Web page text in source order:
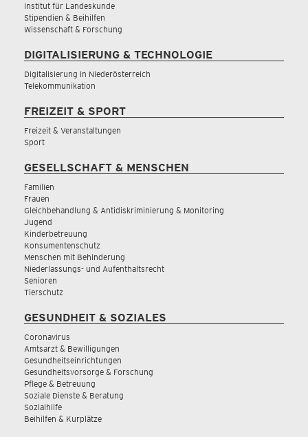
Institut für Landeskunde
Stipendien & Beihilfen
Wissenschaft & Forschung
DIGITALISIERUNG & TECHNOLOGIE
Digitalisierung in Niederösterreich
Telekommunikation
FREIZEIT & SPORT
Freizeit & Veranstaltungen
Sport
GESELLSCHAFT & MENSCHEN
Familien
Frauen
Gleichbehandlung & Antidiskriminierung & Monitoring
Jugend
Kinderbetreuung
Konsumentenschutz
Menschen mit Behinderung
Niederlassungs- und Aufenthaltsrecht
Senioren
Tierschutz
GESUNDHEIT & SOZIALES
Coronavirus
Amtsarzt & Bewilligungen
Gesundheitseinrichtungen
Gesundheitsvorsorge & Forschung
Pflege & Betreuung
Soziale Dienste & Beratung
Sozialhilfe
Beihilfen & Kurplätze